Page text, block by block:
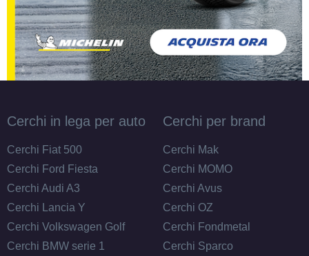
Cerchi in lega per auto
Cerchi Fiat 500
Cerchi Ford Fiesta
Cerchi Audi A3
Cerchi Lancia Y
Cerchi Volkswagen Golf
Cerchi BMW serie 1
Cerchi per brand
Cerchi Mak
Cerchi MOMO
Cerchi Avus
Cerchi OZ
Cerchi Fondmetal
Cerchi Sparco